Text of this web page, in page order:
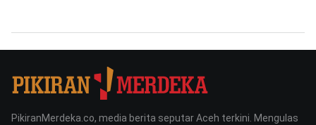
PikiranMerdeka.co, media berita seputar Aceh terkini. Mengulas